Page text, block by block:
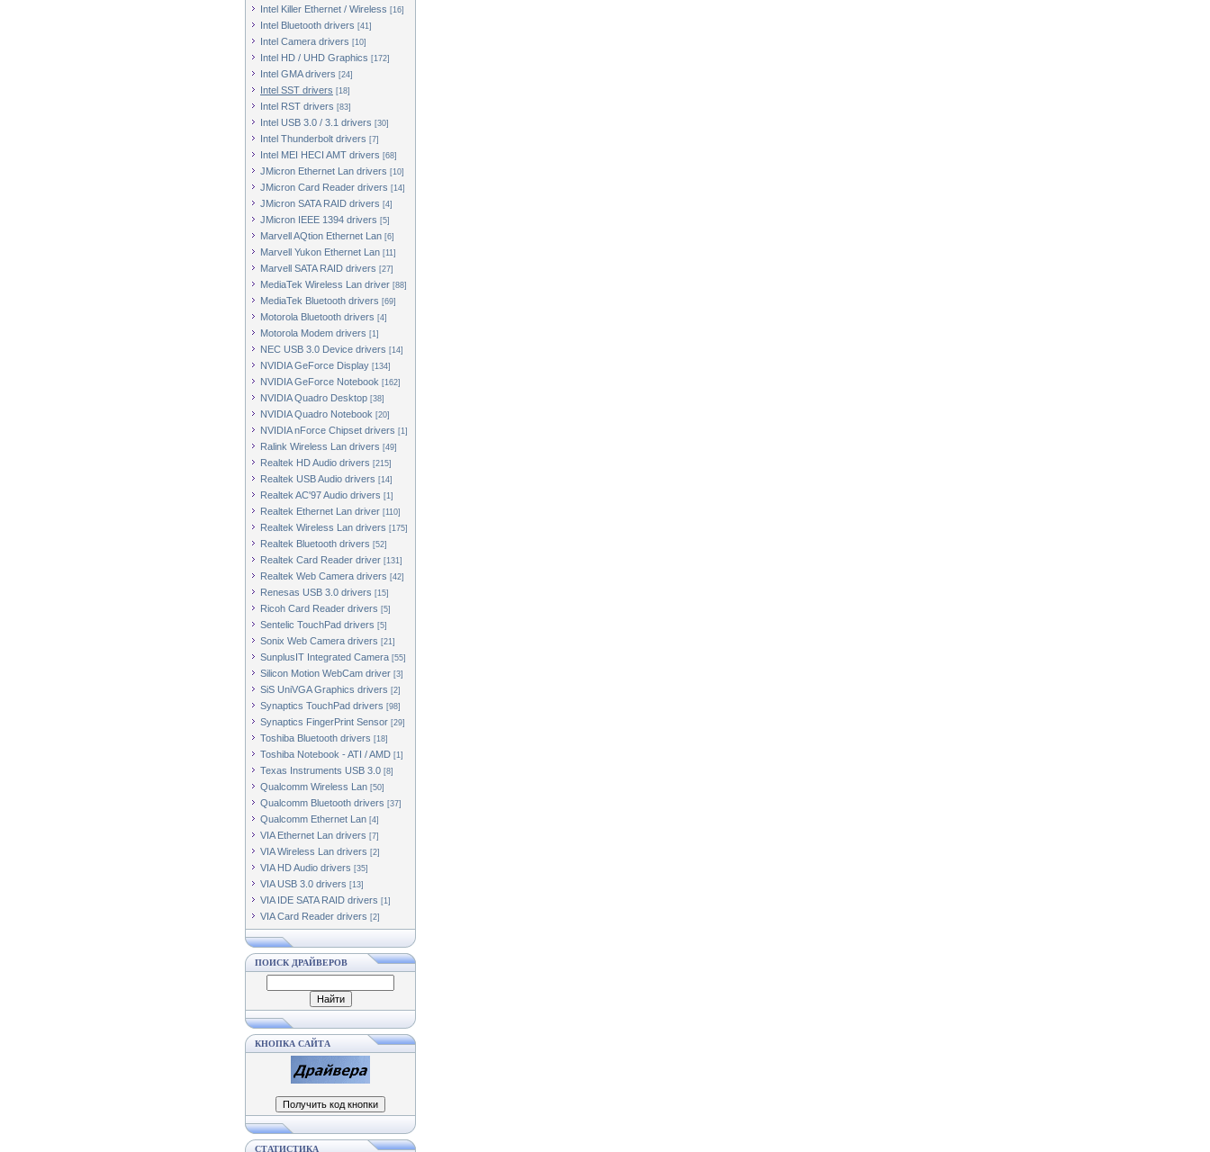
Intel Killer Ethernet / Wireless [16]
Intel Bluetooth drivers [41]
Intel Camera drivers [10]
Intel HD / UHD Graphics [172]
Intel GMA drivers [24]
Intel SST drivers [18]
Intel RST drivers [83]
Intel USB 3.0 / 3.1 drivers [30]
Intel Thunderbolt drivers [7]
Intel MEI HECI AMT drivers [68]
JMicron Ethernet Lan drivers [10]
JMicron Card Reader drivers [14]
JMicron SATA RAID drivers [4]
JMicron IEEE 1394 drivers [5]
Marvell AQtion Ethernet Lan [6]
Marvell Yukon Ethernet Lan [11]
Marvell SATA RAID drivers [27]
MediaTek Wireless Lan driver [88]
MediaTek Bluetooth drivers [69]
Motorola Bluetooth drivers [4]
Motorola Modem drivers [1]
NEC USB 3.0 Device drivers [14]
NVIDIA GeForce Display [134]
NVIDIA GeForce Notebook [162]
NVIDIA Quadro Desktop [38]
NVIDIA Quadro Notebook [20]
NVIDIA nForce Chipset drivers [1]
Ralink Wireless Lan drivers [49]
Realtek HD Audio drivers [215]
Realtek USB Audio drivers [14]
Realtek AC'97 Audio drivers [1]
Realtek Ethernet Lan driver [110]
Realtek Wireless Lan drivers [175]
Realtek Bluetooth drivers [52]
Realtek Card Reader driver [131]
Realtek Web Camera drivers [42]
Renesas USB 3.0 drivers [15]
Ricoh Card Reader drivers [5]
Sentelic TouchPad drivers [5]
Sonix Web Camera drivers [21]
SunplusIT Integrated Camera [55]
Silicon Motion WebCam driver [3]
SiS UniVGA Graphics drivers [2]
Synaptics TouchPad drivers [98]
Synaptics FingerPrint Sensor [29]
Toshiba Bluetooth drivers [18]
Toshiba Notebook - ATI / AMD [1]
Texas Instruments USB 3.0 [8]
Qualcomm Wireless Lan [50]
Qualcomm Bluetooth drivers [37]
Qualcomm Ethernet Lan [4]
VIA Ethernet Lan drivers [7]
VIA Wireless Lan drivers [2]
VIA HD Audio drivers [35]
VIA USB 3.0 drivers [13]
VIA IDE SATA RAID drivers [1]
VIA Card Reader drivers [2]
ПОИСК ДРАЙВЕРОВ
КНОПКА САЙТА
СТАТИСТИКА